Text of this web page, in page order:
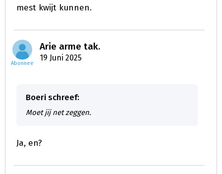
mest kwijt kunnen.
Abonnee
Arie arme tak.
19 Juni 2025
Boeri schreef:
Moet jij net zeggen.
Ja, en?